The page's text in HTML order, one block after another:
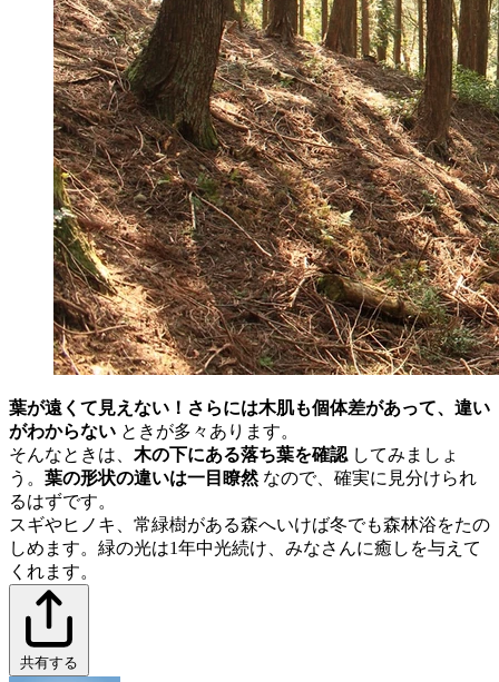
葉が遠くて見えない！さらには木肌も個体差があって、違い
がわからない ときが多々あります。
そんなときは、 木の下にある落ち葉を確認 してみましょ
う。 葉の形状の違いは一目瞭然なので、確実に見分けられ
るはずです。
スギやヒノキ、常緑樹がある森へいけば冬でも森林浴をたの
しめます。緑の光は1年中光続け、みなさんに癒しを与えて
くれます。
共有する